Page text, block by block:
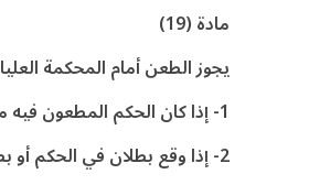
مادة (19)
يجوز الطعن أمام المحكمة
1- إذا كان الحكم المطعون فيه مبنياً على مخالفة القانون أو خطأ في تطبيقه أو تأويله.
2- إذا وقع بطلان في الحكم أو بطلان في الإجراءات أثر في الحكم.